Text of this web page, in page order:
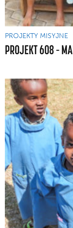
PROJEKTY MISYJNE
PROJEKT 608 –